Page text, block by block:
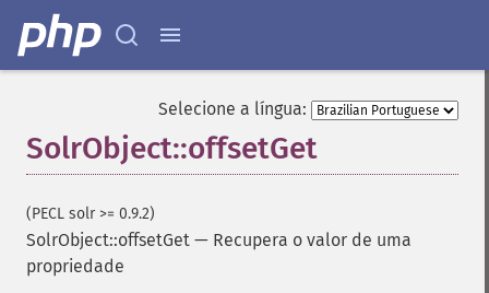
Selecione a língua:
SolrObject::offsetGet
(PECL solr >= 0.9.2)
SolrObject::offsetGet — Recupera o valor de uma
propriedade